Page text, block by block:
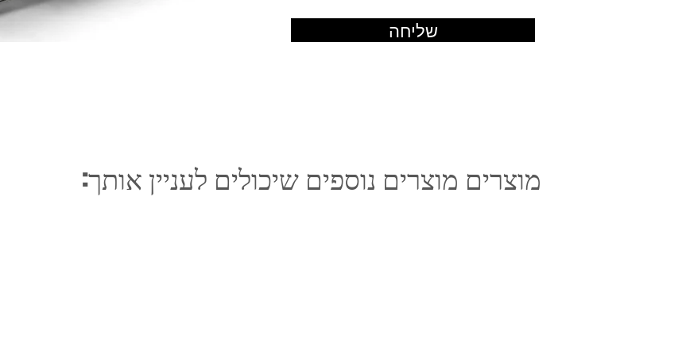
שליחה
מוצרים מוצרים נוספים שיכולים לעניין אותך: